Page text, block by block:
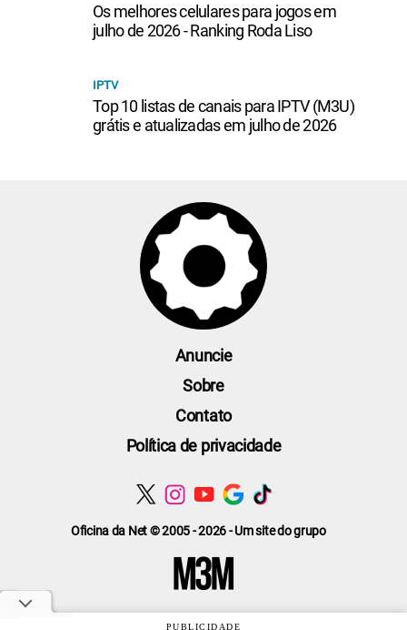
Os melhores celulares para jogos em
julho de 2026 - Ranking Roda Liso
IPTV
Top 10 listas de canais para IPTV (M3U)
grátis e atualizadas em julho de 2026
Oficina da Net © 2005 - 2026 - Um site do grupo
Anuncie
Sobre
Contato
Política de privacidade
PUBLICIDADE